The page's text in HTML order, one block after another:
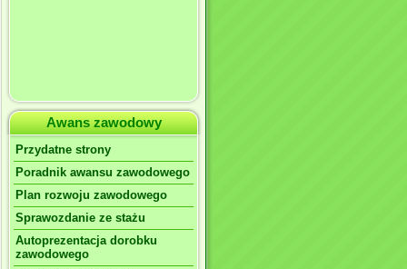
Awans zawodowy
Przydatne strony
Poradnik awansu zawodowego
Plan rozwoju zawodowego
Sprawozdanie ze stażu
Autoprezentacja dorobku
zawodowego